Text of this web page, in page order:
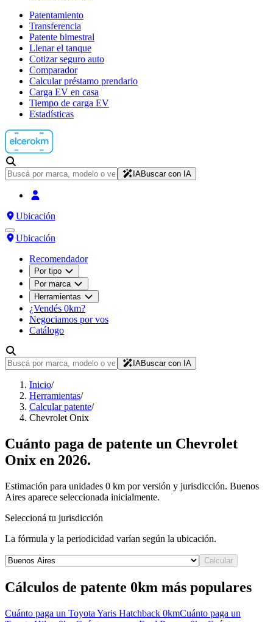
Patentamiento
Transferencia
Patente bimestral
Llenar el tanque
Cotizar seguro auto
Comparador
Calcular préstamo prendario
Carga EV en casa
Tiempo de carga EV
Estadísticas
IABuscar con IA
Ubicación
Ubicación
Recomendador
Por tipo
Por marca
Herramientas
¿Vendés 0km?
Negociamos por vos
Catálogo
IABuscar con IA
Inicio/
Herramientas/
Calcular patente/
Chevrolet Onix
Cuánto paga de patente un Chevrolet
Onix en 2026.
Estimación para unidades 0 km por versión y jurisdicción. Buenos
Aires aparece seleccionada inicialmente.
Seleccioná tu jurisdicción
La fórmula y la periodicidad varían según la ubicación.
Calcular
Cálculos de patente 0km más populares
Cuánto paga un Toyota Yaris Hatchback 0kmCuánto paga un